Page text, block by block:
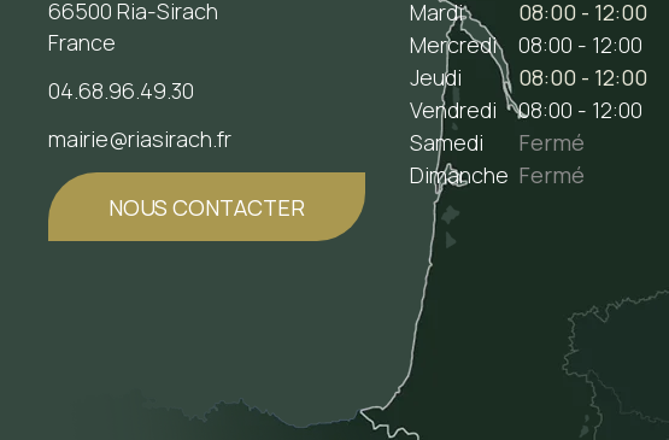
66500 Ria-Sirach
France
04.68.96.49.30
mairie@riasirach.fr
NOUS CONTACTER
Mardi
08:00 - 12:00
Mercredi
08:00 - 12:00
Jeudi
08:00 - 12:00
Vendredi
08:00 - 12:00
Samedi
Fermé
Dimanche Fermé